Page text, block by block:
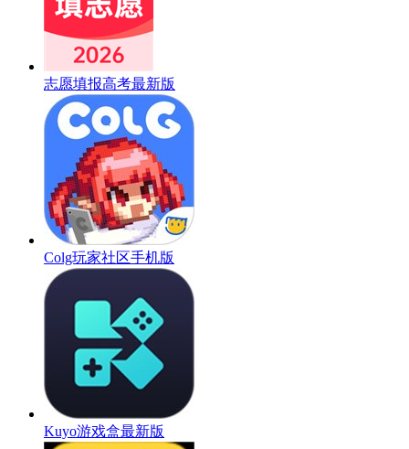
志愿填报高考最新版
Colg玩家社区手机版
Kuyo游戏盒最新版